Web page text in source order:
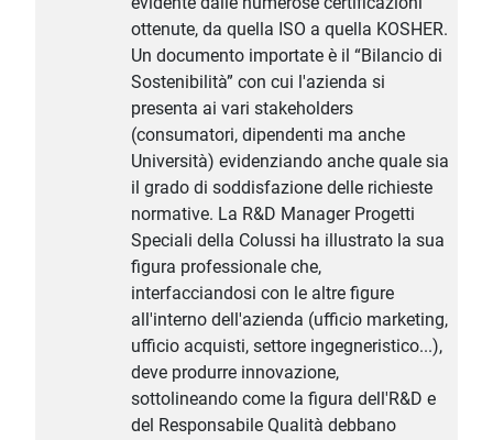
ottenute, da quella ISO a quella KOSHER.
Un documento importate è il “Bilancio di
Sostenibilità” con cui l'azienda si
presenta ai vari stakeholders
(consumatori, dipendenti ma anche
Università) evidenziando anche quale sia
il grado di soddisfazione delle richieste
normative. La R&D Manager Progetti
Speciali della Colussi ha illustrato la sua
figura professionale che,
interfacciandosi con le altre figure
all'interno dell'azienda (ufficio marketing,
ufficio acquisti, settore ingegneristico...),
deve produrre innovazione,
sottolineando come la figura dell'R&D e
del Responsabile Qualità debbano